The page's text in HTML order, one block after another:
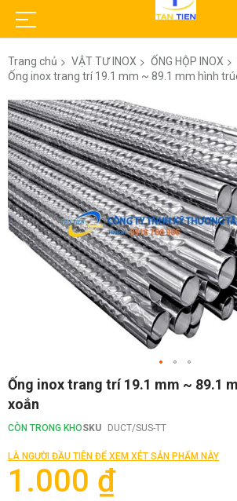
Trang chủ VẬT TƯ INOX ỐNG HỘP INOX
Ống inox trang trí 19.1 mm ~ 89.1 mm hình
Chuyển
đến
phần
đầu
của
thư
viện
hình
ảnh
Chuyển
đến
phần
đầu
của
thư
viện
hình
Ống inox trang trí 19.1 mm ~ 89.1
xoắn
CÒN TRONG KHOSKU DUCT/SUS-TT
LÀ NGƯỜI ĐẦU TIÊN ĐỂ XEM XÉT SẢN PHẨM NÀY
1.000 ₫